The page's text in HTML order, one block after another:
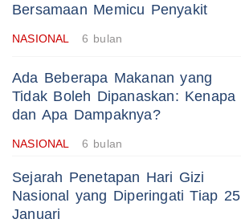
Bersamaan Memicu Penyakit
NASIONAL 6 bulan
Ada Beberapa Makanan yang
Tidak Boleh Dipanaskan: Kenapa
dan Apa Dampaknya?
NASIONAL 6 bulan
Sejarah Penetapan Hari Gizi
Nasional yang Diperingati Tiap 25
Januari